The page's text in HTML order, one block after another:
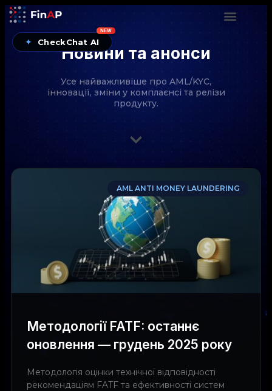
✦ CheckChat AI
NEW
Новини та анонси
Усе найважливіше про AML/KYC,
інновації, зміни у комплаєнсі та релізи
продукту.
AML ANTI MONEY LAUNDERING
Методології FATF: останнє
оновлення — грудень 2025 року
Методологія оцінки технічної відповідності
рекомендаціям FATF та ефективності систем